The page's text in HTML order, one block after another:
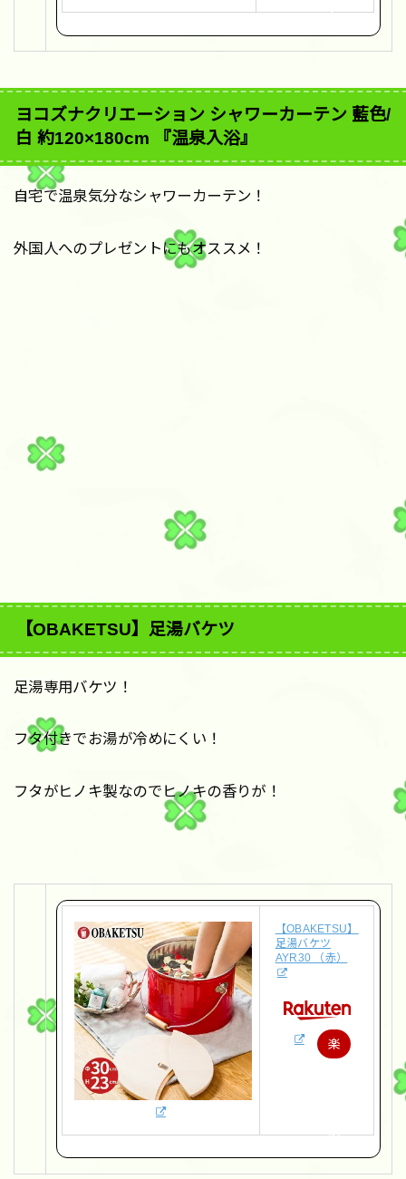
で
購
ヨコズナクリエーション シャワーカーテン 藍色/
白 約120×180cm 『温泉入浴』
自宅で温泉気分なシャワーカーテン！
外国人へのプレゼントにもオススメ！
【OBAKETSU】足湯バケツ
足湯専用バケツ！
フタ付きでお湯が冷めにくい！
フタがヒノキ製なのでヒノキの香りが！
【OBAKETSU】
足湯バケツ
AYR30 （赤）
楽
購
入